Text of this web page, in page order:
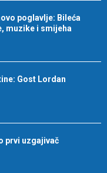
poglavlje: Bileća
muzike i smijeha
Gost Lordan
prvi uzgajivač